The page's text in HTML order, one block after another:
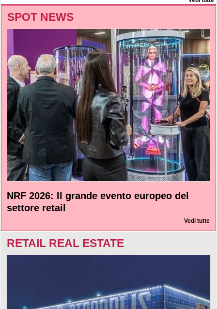
SPOT NEWS
NRF 2026: Il grande evento europeo del
settore retail
Vedi tutte
RETAIL REAL ESTATE